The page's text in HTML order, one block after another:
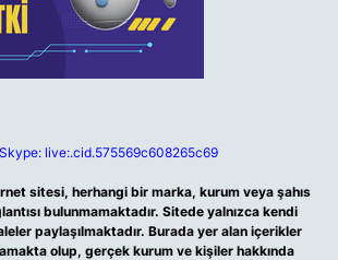
Skype: live:.cid.575569c608265c69
sitesi, herhangi bir marka, kurum veya şahıs
bulunmamaktadır. Sitede yalnızca kendi
paylaşılmaktadır. Burada yer alan içerikler
olup, gerçek kurum ve kişiler hakkında